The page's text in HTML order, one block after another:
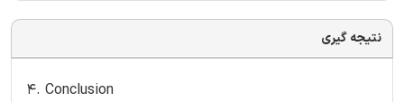
نتیجه گیری
4. Conclusion